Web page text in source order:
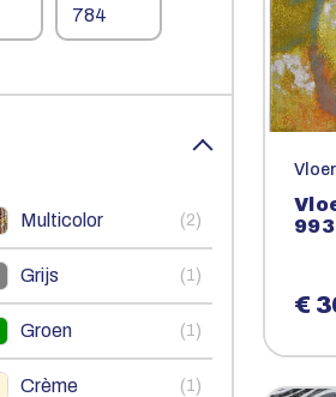
Multicolor (2)
Grijs (1)
Groen (1)
Crème (1)
€